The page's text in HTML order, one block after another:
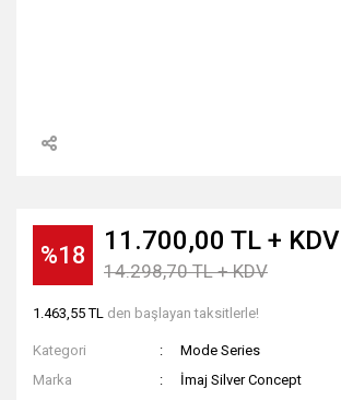
%18 11.700,00 TL + KDV
14.298,70 TL + KDV
1.463,55 TL den başlayan taksitlerle!
Kategori
Mode Series
Marka
İmaj Silver Concept